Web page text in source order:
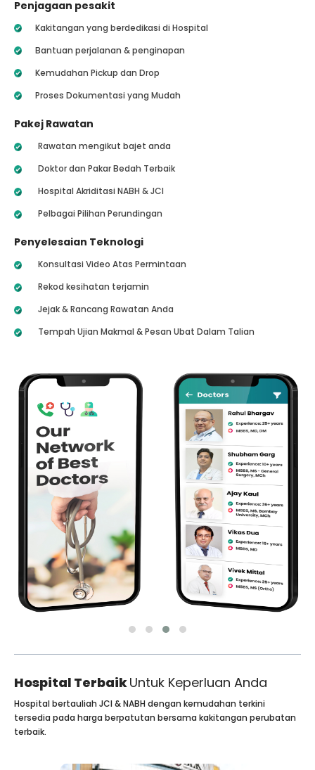
Penjagaan pesakit
Kakitangan yang berdedikasi di Hospital
Bantuan perjalanan & penginapan
Kemudahan Pickup dan Drop
Proses Dokumentasi yang Mudah
Pakej Rawatan
Rawatan mengikut bajet anda
Doktor dan Pakar Bedah Terbaik
Hospital Akriditasi NABH & JCI
Pelbagai Pilihan Perundingan
Penyelesaian Teknologi
Konsultasi Video Atas Permintaan
Rekod kesihatan terjamin
Jejak & Rancang Rawatan Anda
Tempah Ujian Makmal & Pesan Ubat Dalam Talian
Hospital TerbaikUntuk Keperluan Anda
Hospital bertauliah JCI & NABH dengan kemudahan terkini
tersedia pada harga berpatutan bersama kakitangan perubatan
terbaik.